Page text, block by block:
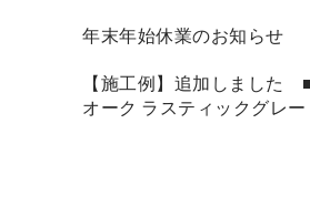
年末年始休業のお知らせ
【施工例】追加しました
オーク ラスティックグレー